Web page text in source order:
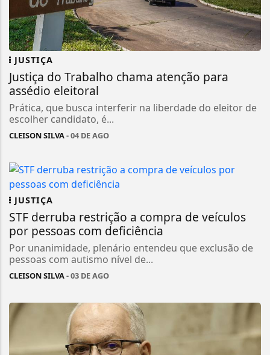
JUSTIÇA
Justiça do Trabalho chama atenção para
assédio eleitoral
Prática, que busca interferir na liberdade do eleitor de
escolher candidato, é...
CLEISON SILVA- 04 DE AGO
JUSTIÇA
STF derruba restrição a compra de veículos
por pessoas com deficiência
Por unanimidade, plenário entendeu que exclusão de
pessoas com autismo nível de...
CLEISON SILVA- 03 DE AGO